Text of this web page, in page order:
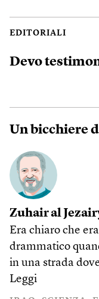
EDITORIALI
Devo
Un bicchiere
Zuhair al
Era chiaro che
drammatico
in una strada
Leggi